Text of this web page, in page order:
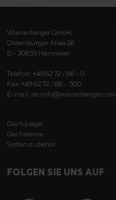
Wienerberger GmbH
Oldenburger Allee 26
D - 30659 Hannover
Telefon: +49 82 72 / 86 - 0
Fax: +49 82 72 / 86 - 500
E-mail: de.info@wienerberger.com
Dachziegel
Dachsteine
Systemzubehör
FOLGEN SIE UNS AUF